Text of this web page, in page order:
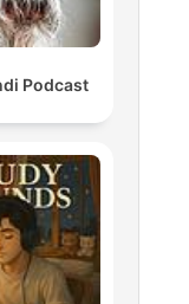
Podcast